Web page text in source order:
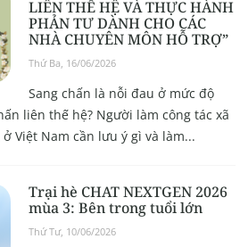
LIÊN THẾ HỆ VÀ THỰC HÀNH
PHẢN TƯ DÀNH CHO CÁC
NHÀ CHUYÊN MÔN HỖ TRỢ”
Thứ Ba, 16/06/2026
Sang chấn là nỗi đau ở mức độ
liên thế hệ? Người làm công tác xã
Việt Nam cần lưu ý gì và làm...
Trại hè CHAT NEXTGEN 2026
mùa 3: Bên trong tuổi lớn
Thứ Tư, 10/06/2026